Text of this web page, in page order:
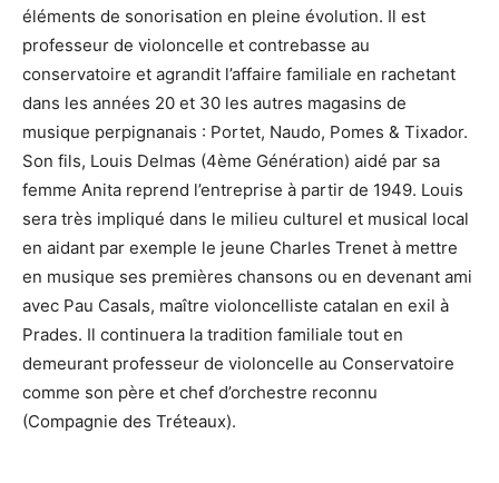
éléments de sonorisation en pleine évolution. Il est
professeur de violoncelle et contrebasse au
conservatoire et agrandit l’affaire familiale en rachetant
dans les années 20 et 30 les autres magasins de
musique perpignanais : Portet, Naudo, Pomes & Tixador.
Son fils, Louis Delmas (4ème Génération) aidé par sa
femme Anita reprend l’entreprise à partir de 1949. Louis
sera très impliqué dans le milieu culturel et musical local
en aidant par exemple le jeune Charles Trenet à mettre
en musique ses premières chansons ou en devenant ami
avec Pau Casals, maître violoncelliste catalan en exil à
Prades. Il continuera la tradition familiale tout en
demeurant professeur de violoncelle au Conservatoire
comme son père et chef d’orchestre reconnu
(Compagnie des Tréteaux).